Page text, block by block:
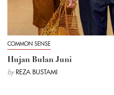
COMMON SENSE
Hujan Bulan Juni
by REZA BUSTAMI